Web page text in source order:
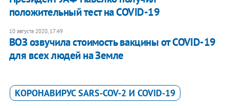
положительный тест на COVID-19
10 августа 2020, 17:49
ВОЗ озвучила стоимость вакцины от COVID-19
для всех людей на Земле
КОРОНАВИРУС SARS-COV-2 И COVID-19